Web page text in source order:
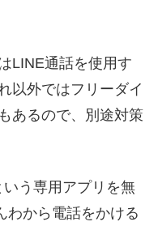
LINE通話を使用す
以外ではフリーダイ
あるので、別途対策
いう専用アプリを無
わから電話をかける